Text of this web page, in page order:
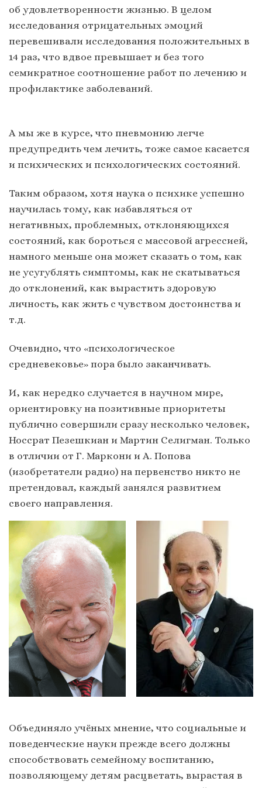
об удовлетворенности жизнью. В целом
исследования отрицательных эмоций
перевешивали исследования положительных в
14 раз, что вдвое превышает и без того
семикратное соотношение работ по лечению и
профилактике заболеваний.
А мы же в курсе, что пневмонию легче
предупредить чем лечить, тоже самое касается
и психических и психологических состояний.
Таким образом, хотя наука о психике успешно
научилась тому, как избавляться от
негативных, проблемных, отклоняющихся
состояний, как бороться с массовой агрессией,
намного меньше она может сказать о том, как
не усугублять симптомы, как не скатываться
до отклонений, как вырастить здоровую
личность, как жить с чувством достоинства и
т.д.
Очевидно, что «психологическое
средневековье» пора было заканчивать.
И, как нередко случается в научном мире,
ориентировку на позитивные приоритеты
публично совершили сразу несколько человек,
Носсрат Пезешкиан и Мартин Селигман. Только
в отличии от Г. Маркони и А. Попова
(изобретатели радио) на первенство никто не
претендовал, каждый занялся развитием
своего направления.
Объединяло учёных мнение, что cоциальные и
поведенческие науки прежде всего должны
способствовать семейному воспитанию,
позволяющему детям расцветать, вырастая в